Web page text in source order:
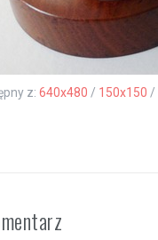
z: 640x480 / 150x150 /